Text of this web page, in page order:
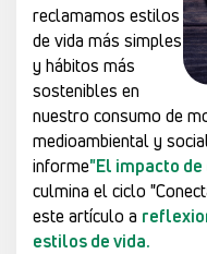
reclamamos estilos
de vida más simples
y hábitos más
sostenibles en
nuestro consumo de
medioambiental y
informe"El impacto
culmina el ciclo
este artículo a
estilos de vida.